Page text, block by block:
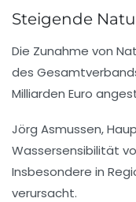
Steigende
Die Zunahme von
des
Milliarden Euro
Jörg Asmussen,
Wassersensibilität
Insbesondere in
verursacht.